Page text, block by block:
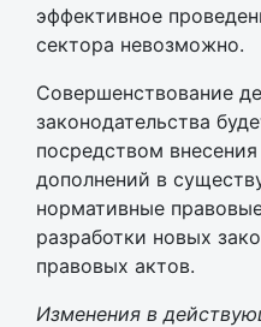
эффективное
сектора невозможно.
Совершенствование
законодательства
посредством
дополнений в
нормативные
разработки новых
правовых актов.
Изменения в